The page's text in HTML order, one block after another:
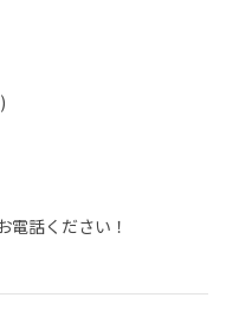
電話ください！